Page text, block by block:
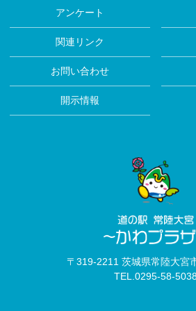
アンケート
関連リンク
お問い合わせ
開示情報
〒319-2211 茨城県常陸大宮
TEL. 0295-58-